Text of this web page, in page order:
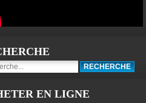
EN LIGNE